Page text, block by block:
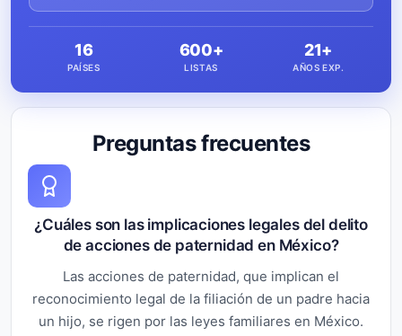
Preguntas frecuentes
¿Cuáles son las implicaciones legales del delito
de acciones de paternidad en México?
Las acciones de paternidad, que implican el
reconocimiento legal de la filiación de un padre hacia
un hijo, se rigen por las leyes familiares en México.
16
PAÍSES
600+
LISTAS
21+
AÑOS EXP.